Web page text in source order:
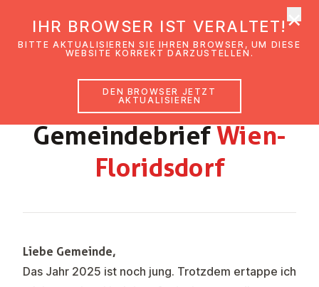
Ge­mein­de­briefWien-
Flo­rids­dorf
FEBRUAR – MÄRZ 2025
Liebe Gemeinde,
Das Jahr 2025 ist noch jung. Trotzdem ertappe ich
IHR BROWSER IST VERALTET!
BITTE AKTUALISIEREN SIE IHREN BROWSER, UM DIESE
WEBSITE KORREKT DARZUSTELLEN.
DEN BROWSER JETZT
AKTUALISIEREN
×